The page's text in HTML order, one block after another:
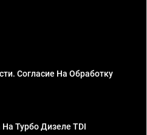
Согласие На Обработку
Турбо Дизеле TDI